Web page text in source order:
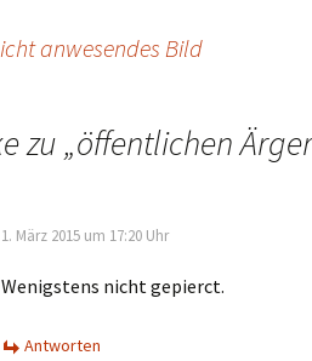
anwesendes Bild
zu „öffentlichen
1. März 2015 um 17:20 Uhr
Wenigstens nicht gepierct.
Antworten